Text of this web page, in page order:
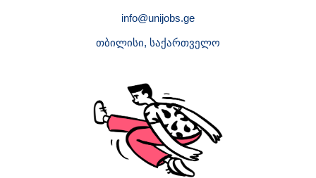
info@unijobs.ge
თბილისი, საქართველო